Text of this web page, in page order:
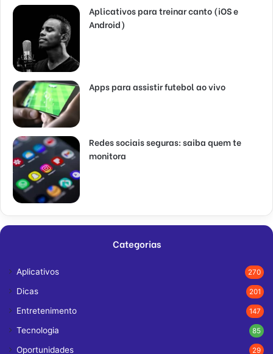
Aplicativos para treinar canto (iOS e
Android)
Apps para assistir futebol ao vivo
Redes sociais seguras: saiba quem te
monitora
Categorias
Aplicativos 270
Dicas 201
Entretenimento 147
Tecnologia 85
Oportunidades 29